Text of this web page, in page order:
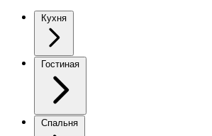
Кухня
Гостиная
Спальня